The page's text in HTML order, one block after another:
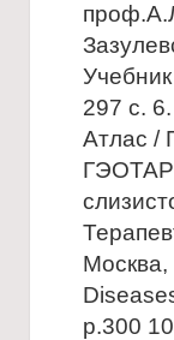
297 с.
Атлас /
Москва,
p.300